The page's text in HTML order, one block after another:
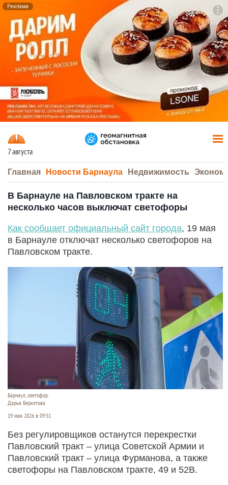
Реклама
7 августа
Главная Новости Барнаула Недвижимость
В Барнауле на Павловском тракте на
несколько часов выключат светофоры
Как сообщает официальный сайт города, 19 мая
в Барнауле отключат несколько светофоров на
Павловском тракте.
Барнаул, светофор.
Дарья Беркетова
19 мая 2026 в 09:51
Без регулировщиков останутся перекрестки
Павловский тракт – улица Советской Армии и
Павловский тракт – улица Фурманова, а также
светофоры на Павловском тракте, 49 и 52В.